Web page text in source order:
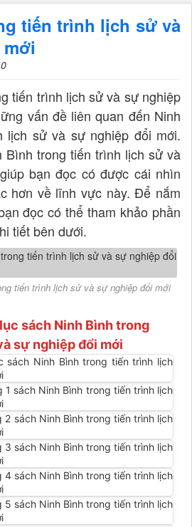
tiến trình lịch sử và
tiến trình lịch sử và sự nghiệp
vấn đề liên quan đến Ninh
lịch sử và sự nghiệp đổi mới.
Bình trong tiến trình lịch sử và
bạn đọc có được cái nhìn
hơn về lĩnh vực này. Để nắm
đọc có thể tham khảo phần
tiết bên dưới.
tiến trình lịch sử và sự nghiệp đổi mới
sách Ninh Bình trong
sự nghiệp đổi mới